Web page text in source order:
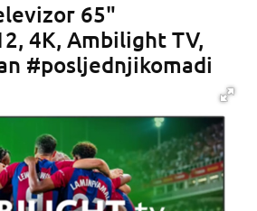
65"
4K, Ambilight TV,
#posljednjikomadi